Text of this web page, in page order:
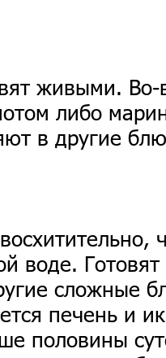
живыми. Во-
либо
в другие
воде.
сложные
печень и
половины